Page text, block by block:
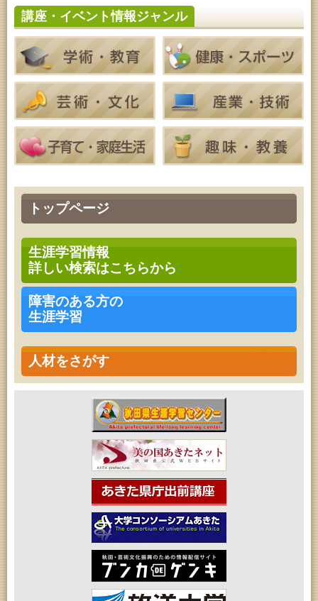
トップページ
生涯学習情報
詳しい検索はこちらから
障害のある方の
生涯学習
人材をさがす
特別展「超写実 ホキ美術館名品展」
2026年08月08日 ～ 2026年08月09日 (秋田市)
青少年・成人・家庭教育「夏のファミリーキャン
プ」
2026年08月09日 (秋田市)
青少年・家庭・成人教育「不思議アートのぞき箱ワ
ークショップ」
2026年08月11日 (秋田市)
令和8年度 椎名雄一郎オルガンレクチャーコンサー
ト
2026年08月14日 (秋田市)
成人教育「古文書解読講座」
2026年08月15日 (秋田市)
ティック』を作ろう！」
2026年08月15日 (秋田市)
乳幼児教育「パンダのえほん修理屋さん」
乳幼児教育・青少年教育「おはなしの会」
2026年08月17日 (秋田市)
高齢者教育「茨島七丁目地区高齢者学級」
2026年08月17日 (秋田市)
家庭教育「わくわく家族講座」
2026年08月17日 (秋田市)
女性教育「ミセスセミナー大住」
2026年08月18日 (秋田市)
乳幼児教育「ペンギン幼児学級」
2026年08月18日 (秋田市)
高齢者教育「泉地区高齢者学級」
2026年08月18日 (秋田市)
乳幼児・青少年教育「おはなしの会」
2026年08月18日 (秋田市)
女性教育「保戸野女性学級」
2026年08月18日 (秋田市)
高齢者教育「秋田おもと高齢者大学」
2026年08月19日 (秋田市)
成人教育「市民大学講座『佐竹史料館展示資料から
見る秋田藩と佐竹氏』」
2026年08月19日 (秋田市)
高齢者教育「川尻地区高齢者学級」
2026年08月19日 (秋田市)
女性教育「ひろば女性学級」
2026年08月19日 (秋田市)
高齢者教育「北部高齢者大学」
2026年08月20日 (秋田市)
女性教育「八橋ひまわり女性学級」
らいあ」2026年7月イベントのお知らせ
2026年07月11日令和8年度 あきた芸術劇場「ミ
ルハス」2026年7月のイベントスケジュールのお知
らせ
2026年07月10日令和8年度 株式会社パソナ「キ
ャリアコンサルタント相談」のお知らせ
2026年07月10日令和8年度 株式会社パソナ「キ
ャリア形成リスキリング支援センター」紹介のお知
らせ
講座・イベント情報ジャンル